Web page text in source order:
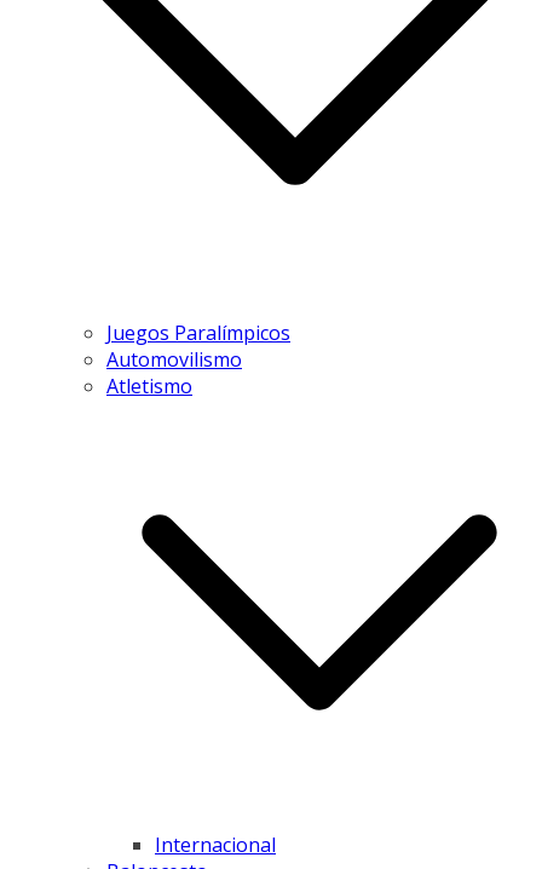
Juegos Paralímpicos
Automovilismo
Atletismo
Internacional